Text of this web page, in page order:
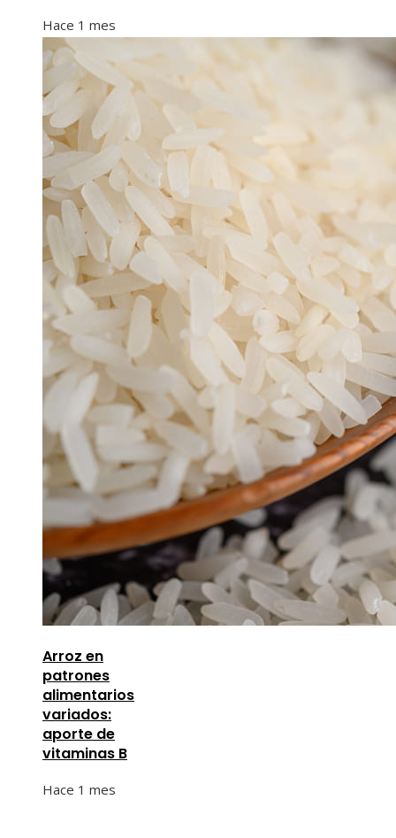
Hace 1 mes
Arroz en
patrones
alimentarios
variados:
aporte de
vitaminas B
Hace 1 mes